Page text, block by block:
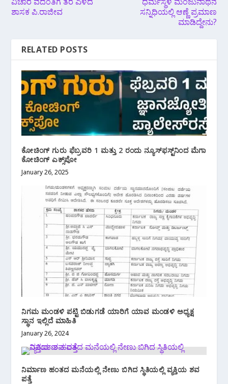
ಶಾಸಕ ಪಿ.ರಾಜೀವ
ಸನ್ನಿಧಿಯಲ್ಲಿ ಆಣ್ಣೆ ಪ್ರಮಾಣ
ಮಾಡಿದ್ದೇನು?
RELATED POSTS
ಕೋಚಿಂಗ್ ಗುರು ಫೆಬ್ರವರಿ 1 ಮತ್ತು 2 ರಂದು ನ್ಯೂಸ್​​ಫಸ್ಟ್​​ನಿಂದ ಮೆಗಾ
ಕೋಚಿಂಗ್ ಎಕ್ಸ್​​​ಪೋ
January 26, 2025
ನಿಗಮ ಮಂಡಳಿ ಪಟ್ಟಿ ಬಿಡುಗಡೆ ಯಾರಿಗೆ ಯಾವ ಮಂಡಳಿ ಅಧ್ಯಕ್ಷ
ಸ್ಥಾನ ಇಲ್ಲಿದೆ ಮಾಹಿತಿ
January 26, 2024
ನಿರ್ಮಾಣ ಹಂತದ ಮನೆಯಲ್ಲಿ ನೇಣು‌ ಬಿಗಿದ ಸ್ಥಿತಿಯಲ್ಲಿ ವ್ಯಕ್ತಿಯ ಶವ
ಪತ್ತೆ